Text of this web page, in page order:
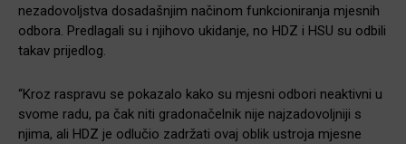
nezadovoljstva dosadašnjim načinom funkcioniranja mjesnih
odbora. Predlagali su i njihovo ukidanje, no HDZ i HSU su odbili
takav prijedlog.
“Kroz raspravu se pokazalo kako su mjesni odbori neaktivni u
svome radu, pa čak niti gradonačelnik nije najzadovoljniji s
njima, ali HDZ je odlučio zadržati ovaj oblik ustroja mjesne